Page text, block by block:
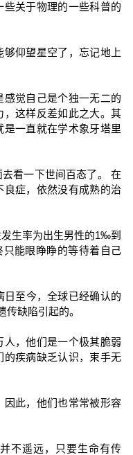
关于物理的一些科普的
仰望星空了，忘记地上
觉自己是个独一无二的
，这样反差如此之大。其
一直就在学术象牙塔里
看一下世间百态了。 在
症，依然没有成熟的治
生率为出生男性的1‰到
能眼睁睁的等待着自己
日至今，全球已经确认的
传缺陷引起的。
，他们是一个极其脆弱
的疾病缺乏认识，束手无
因此，他们也常常被形容
不遥远，只要生命有传